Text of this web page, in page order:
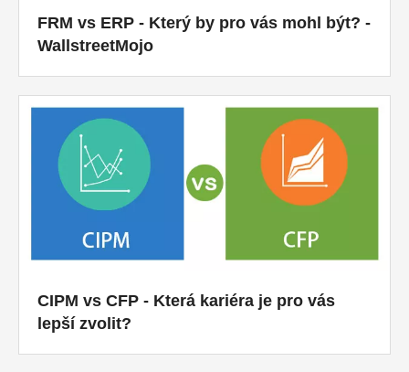
FRM vs ERP - Který by pro vás mohl být? -
WallstreetMojo
CIPM vs CFP - Která kariéra je pro vás
lepší zvolit?